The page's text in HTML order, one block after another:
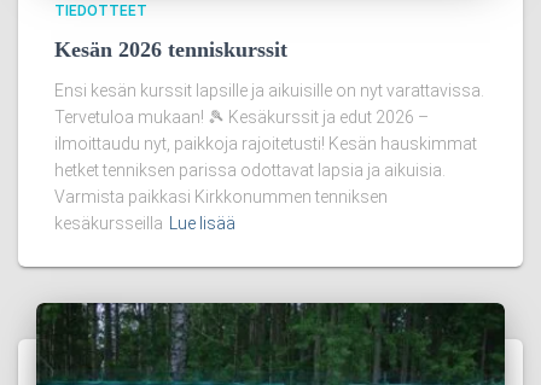
TIEDOTTEET
Kesän 2026 tenniskurssit
Ensi kesän kurssit lapsille ja aikuisille on nyt varattavissa.
Tervetuloa mukaan! 🎾 Kesäkurssit ja edut 2026 –
ilmoittaudu nyt, paikkoja rajoitetusti! Kesän hauskimmat
hetket tenniksen parissa odottavat lapsia ja aikuisia.
Varmista paikkasi Kirkkonummen tenniksen
kesäkursseilla Lue lisää